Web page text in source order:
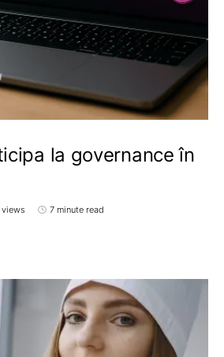
la governance în
7 minute read